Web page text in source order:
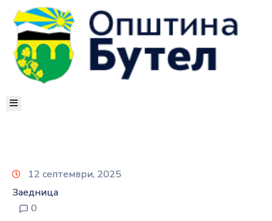
ЗА
ОПШТИНАТА
ОРГАНИ
УРБАНИЗАМ
ОДНОСИ
СО
12 септември, 2025
Заедница
0